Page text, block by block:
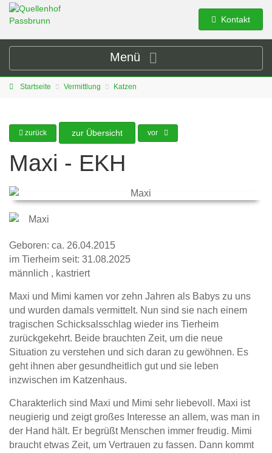
Kontakt
Menü
Startseite Vermittlung Katzen
zurück zur Übersicht vor
Maxi - EKH
Geboren: ca. 26.04.2015
im Tierheim seit: 31.08.2025
männlich , kastriert
Maxi und Mimi kamen vor zehn Jahren als Babys zu uns
und wurden damals vermittelt. Nun sind sie nach einem
tragischen Schicksalsschlag wieder ins Tierheim
zurückgekehrt. Beide brauchten Zeit, um die neue
Situation zu verstehen und sich daran zu gewöhnen. Es
geht ihnen aber gesundheitlich gut und sie leben
inzwischen im Katzenhaus.
Charakterlich sind Maxi und Mimi sehr liebevoll. Maxi ist
neugierig und zeigt großes Interesse an allem, was man in
der Hand hält. Er begrüßt Menschen immer freudig. Mimi
braucht etwas Zeit, um Vertrauen zu fassen. Dann kommt